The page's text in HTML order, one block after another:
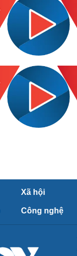
Xã hội
Công nghệ